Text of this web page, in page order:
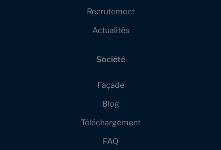
Recrutement
Actualités
Société
Façade
Blog
Téléchargement
FAQ